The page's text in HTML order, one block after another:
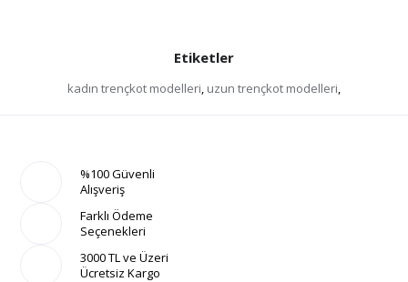
Etiketler
kadın trençkot modelleri, uzun trençkot modelleri,
%100 Güvenli
Alışveriş
Farklı Ödeme
Seçenekleri
3000 TL ve Üzeri
Ücretsiz Kargo